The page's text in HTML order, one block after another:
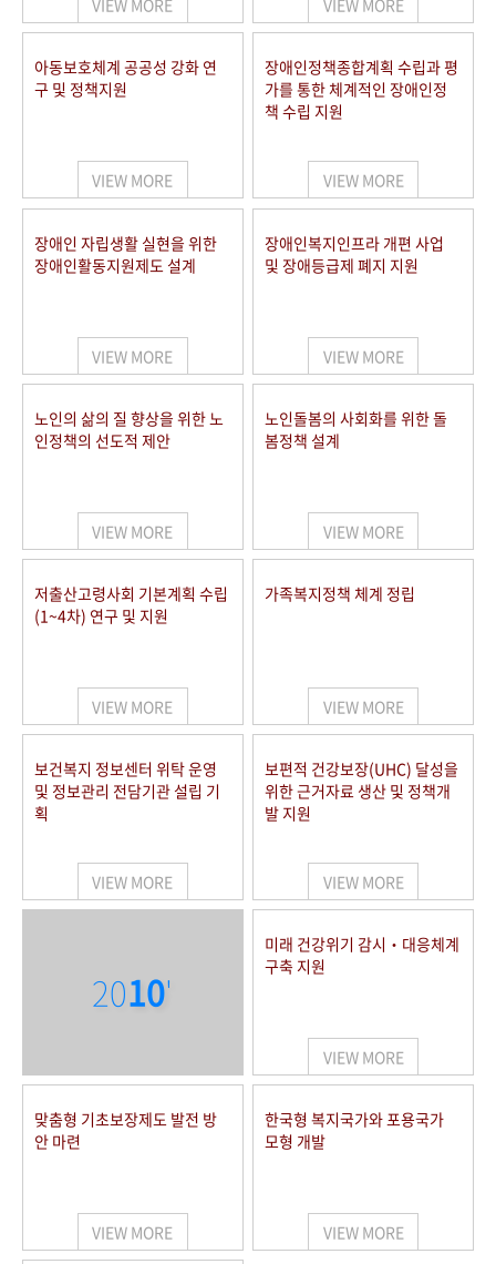
VIEW MORE VIEW MORE
아동보호체계 공공성 강화 연
구 및 정책지원
VIEW MORE
장애인정책종합계획 수립과 평
가를 통한 체계적인 장애인정
책 수립 지원
VIEW MORE
장애인 자립생활 실현을 위한
장애인활동지원제도 설계
VIEW MORE
장애인복지인프라 개편 사업
및 장애등급제 폐지 지원
VIEW MORE
노인의 삶의 질 향상을 위한 노
인정책의 선도적 제안
VIEW MORE
노인돌봄의 사회화를 위한 돌
봄정책 설계
VIEW MORE
저출산고령사회 기본계획 수립
(1~4차) 연구 및 지원
VIEW MORE
가족복지정책 체계 정립
VIEW MORE
보건복지 정보센터 위탁 운영
및 정보관리 전담기관 설립 기
획
VIEW MORE
보편적 건강보장(UHC) 달성을
위한 근거자료 생산 및 정책개
발 지원
VIEW MORE
2010'
미래 건강위기 감시‧대응체계
구축 지원
VIEW MORE
맞춤형 기초보장제도 발전 방
안 마련
VIEW MORE
한국형 복지국가와 포용국가
모형 개발
VIEW MORE